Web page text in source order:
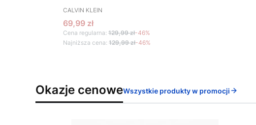
PRODUCENT
CALVIN KLEIN
Cena promocyjna
69,99 zł
Cena regularna: 129,99 zł-46%
Najniższa cena: 129,99 zł-46%
Okazje cenoweWszystkie produkty w promocji